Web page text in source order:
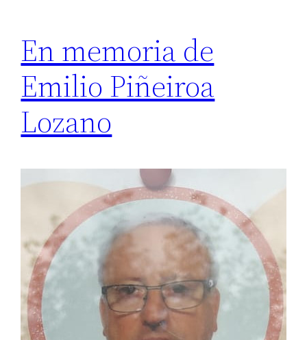
En memoria de
Emilio Piñeiroa
Lozano